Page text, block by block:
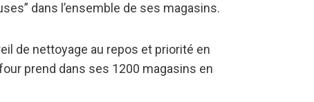
dans l’ensemble de ses magasins.
de nettoyage au repos et priorité en
prend dans ses 1200 magasins en